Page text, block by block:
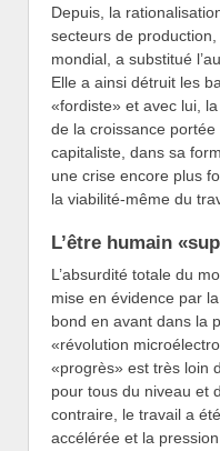
Depuis, la
secteurs de
mondial, a substitué
Elle a ainsi détruit les
«fordiste» et avec lui,
de la croissance portée
capitaliste, dans sa
une crise encore plus
la viabilité-même du
L’être humain
L’absurdité totale du
mise en évidence par
bond en avant dans la
«révolution
«progrès» est très loin
pour tous du niveau et
contraire, le travail a
accélérée et la